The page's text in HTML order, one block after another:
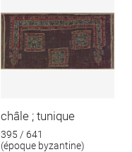
châle ; tunique
395 / 641
(époque byzantine)